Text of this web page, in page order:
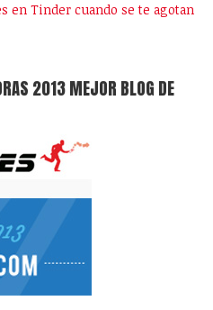
en Tinder cuando se te agotan
2013 MEJOR BLOG DE